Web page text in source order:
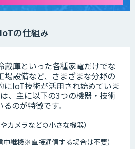
IoTの仕組み
蔵庫といった各種家電だけでな
場設備など、さまざまな分野の
にIoT技術が活用され始めていま
、主に以下の3つの機器・技術
のが特徴です。
カメラなどの小さな機器）
中継機※直接通信する場合は不要）